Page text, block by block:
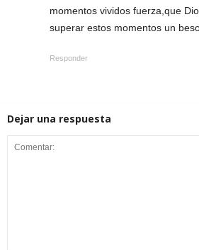
momentos vividos fuerza,que
superar estos momentos un
Responder
Dejar una respuesta